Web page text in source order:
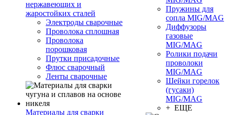
нержавеющих и
жаростойких сталей
Электроды сварочные
Проволока сплошная
Проволока
порошковая
Прутки присадочные
Флюс сварочный
Ленты сварочные
Материалы для сварки
Пружины для
сопла MIG/MAG
Диффузоры
газовые
MIG/MAG
Ролики подачи
проволоки
MIG/MAG
Шейки горелок
(гусаки)
MIG/MAG
+ ЕЩЕ